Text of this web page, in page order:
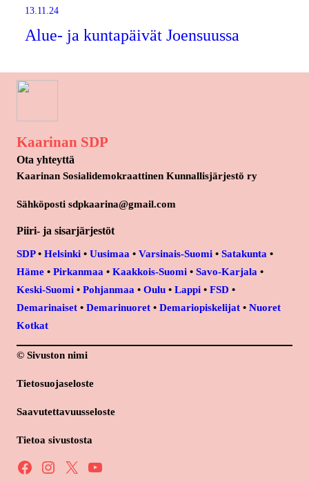
13.11.24
Alue- ja kuntapäivät Joensuussa
Kaarinan SDP
Ota yhteyttä
Kaarinan Sosialidemokraattinen Kunnallisjärjestö ry
Sähköposti sdpkaarina@gmail.com
Piiri- ja sisarjärjestöt
SDP• Helsinki • Uusimaa • Varsinais-Suomi • Satakunta •
Häme • Pirkanmaa • Kaakkois-Suomi • Savo-Karjala •
Keski-Suomi • Pohjanmaa • Oulu • Lappi • FSD •
Demarinaiset • Demarinuoret • Demariopiskelijat • Nuoret
Kotkat
© Sivuston nimi
Tietosuojaseloste
Saavutettavuusseloste
Tietoa sivustosta
Facebook Instagram X YouTube